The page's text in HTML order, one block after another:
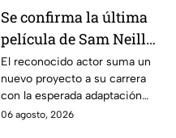
Se confirma la última
película de Sam Neill
antes de morir: esto es
lo que se sabe hasta
ahora
El reconocido actor suma un
nuevo proyecto a su carrera
con la esperada adaptación
cinematográfica del popular
06 agosto, 2026